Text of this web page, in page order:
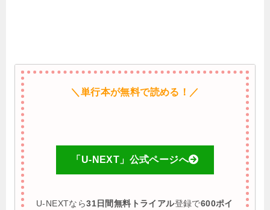
＼単行本が無料で読める！／
「U-NEXT」公式ページへ
U-NEXTなら31日間無料トライアル登録で600ポイ